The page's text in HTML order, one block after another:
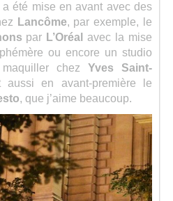
a été mise en avant avec des
Lancôme, par exemple, le
par L’Oréal
avec la mise
ou encore un studio
chez Yves Saint-
aussi en avant-première le
, que j’aime beaucoup.